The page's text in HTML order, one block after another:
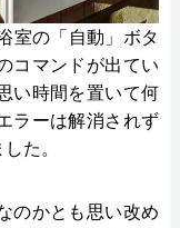
室の「自動」ボタ
コマンドが出てい
い時間を置いて何
ラーは解消されず
た。
のかとも思い改め